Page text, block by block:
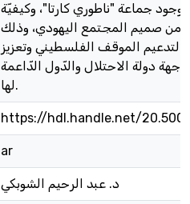
وجود جماعة "ناطوري كارتا"، وكيفيّة
من صميم المجتمع اليهودي، وذلك
الموقف الفلسطيني وتعزيز
دولة الاحتلال والدّول الدّاعمة
لها.
https://hdl.handle.net/
ar
د. عبد الرحيم الشوبكي